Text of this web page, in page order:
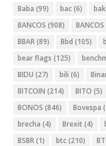
Baba (99) bac(6) bak
BANCOS (908) BANCOS
BBAR(89) Bbd (105)
bear flags (125)
BIDU (27) bili (6)
BITCOIN (214) BITO (5)
BONOS (846) Bovespa
brecha (4) Brexit (4)
BSBR(1) btc(210)